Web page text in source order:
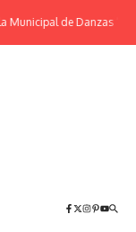
de Danzas “El